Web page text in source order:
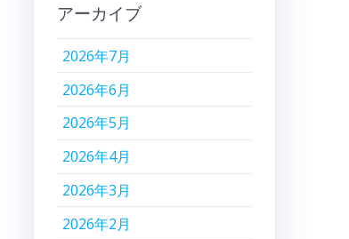
アーカイブ
2026年7月
2026年6月
2026年5月
2026年4月
2026年3月
2026年2月